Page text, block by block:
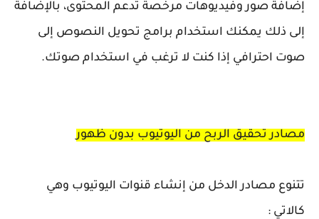
إضافة صور وفيديوهات مرخصة تدعم المحتوى، بالإضافة
إلى ذلك يمكنك استخدام برامج تحويل النصوص إلى
صوت احترافي إذا كنت لا ترغب في استخدام صوتك.
مصادر تحقيق الربح من اليوتيوب بدون ظهور
تتنوع مصادر الدخل من إنشاء قنوات اليوتيوب وهي
كالاتي :